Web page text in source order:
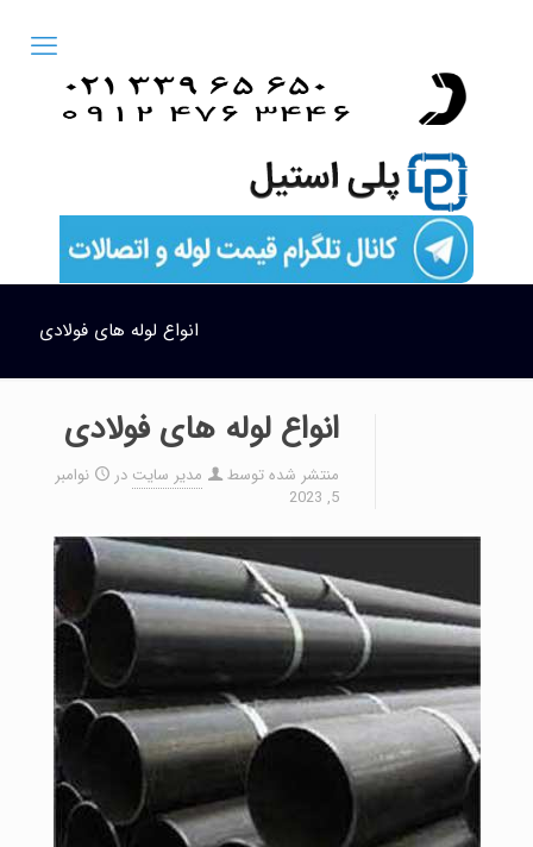
انواع لوله های فولادی
انواع لوله های فولادی
منتشر شده توسط مدیر سایت در
نوامبر
5, 2023